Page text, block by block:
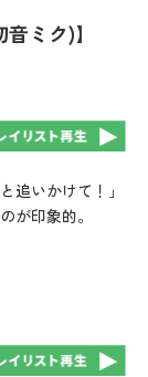
ミク)】
いかけて！」
が印象的。